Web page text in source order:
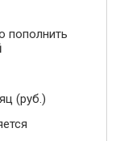
пополнить
(руб.)